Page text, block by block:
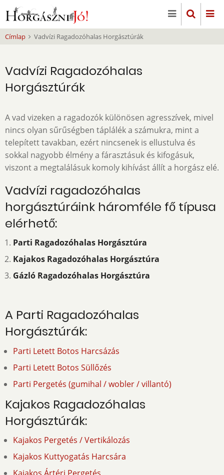
Ugrás
tartalomra
Címlap Vadvízi Ragadozóhalas Horgásztúrák
Vadvízi Ragadozóhalas
Horgásztúrák
A vad vizeken a ragadozók különösen agresszívek, mivel
nincs olyan sűrűségben táplálék a számukra, mint a
telepített tavakban, ezért nincsenek is ellustulva és
sokkal nagyobb élmény a fárasztásuk és kifogásuk,
viszont a megtalálásuk komoly kihívást állít a horgász elé.
Vadvízi ragadozóhalas
horgásztúráink háromféle fő típusa
elérhető:
Parti Ragadozóhalas Horgásztúra
Kajakos Ragadozóhalas Horgásztúra
Gázló Ragadozóhalas Horgásztúra
A Parti Ragadozóhalas
Horgásztúrák:
Parti Letett Botos Harcsázás
Parti Letett Botos Süllőzés
Parti Pergetés (gumihal / wobler / villantó)
Kajakos Ragadozóhalas
Horgásztúrák:
Kajakos Pergetés / Vertikálozás
Kajakos Kuttyogatás Harcsára